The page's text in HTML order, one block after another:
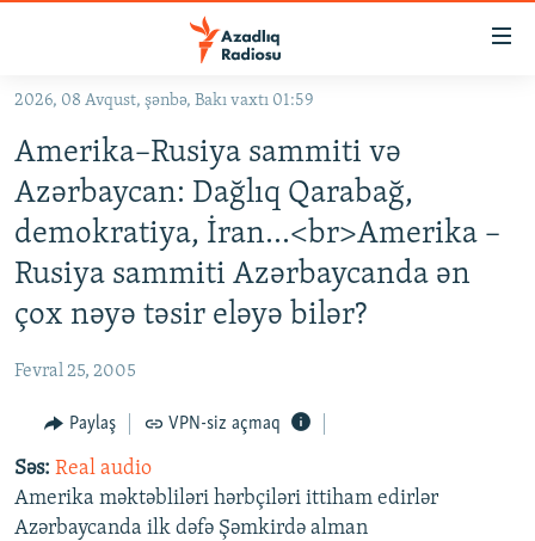
Əsas
qayıt
Əsas
naviqasiyaya
qayıt
Axtarışa
keç
KORRUPSIOMETR
#ƏSLINDƏ
FƏRQƏ BAX
ARAŞDIRMA
MULTIMEDIA
VIDEO
FOTOQALEREYA
RADIO ARXIV
OXU ZALI
HAQQIMIZDA
2026, 08 Avqust, şənbə, Bakı vaxtı 01:59
Amerika–Rusiya sammiti və
Azərbaycan: Dağlıq Qarabağ,
demokratiya, İran…<br>Amerika –
Rusiya sammiti Azərbaycanda ən
çox nəyə təsir eləyə bilər?
Fevral 25, 2005
Paylaş VPN-siz açmaq
Səs: Real audio
Amerika məktəbliləri hərbçiləri ittiham edirlər
Azərbaycanda ilk dəfə Şəmkirdə alman